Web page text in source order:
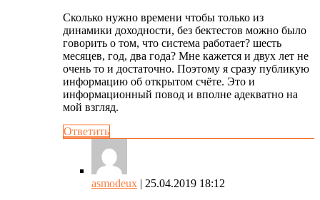
Сколько нужно времени чтобы только из
динамики доходности, без бектестов можно было
говорить о том, что система работает? шесть
месяцев, год, два года? Мне кажется и двух лет не
очень то и достаточно. Поэтому я сразу публикую
информацию об открытом счёте. Это и
информационный повод и вполне адекватно на
мой взгляд.
Ответить
asmodeux | 25.04.2019 18:12